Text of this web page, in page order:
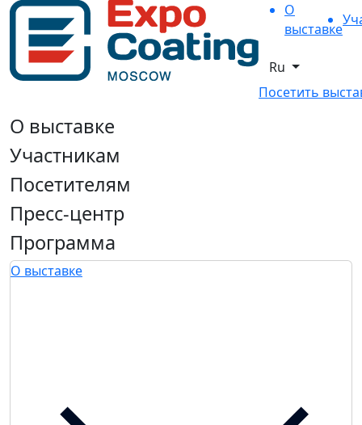
О
выставке
Ru
Посетить
О выставке
Участникам
Посетителям
Пресс-центр
Программа
О выставке